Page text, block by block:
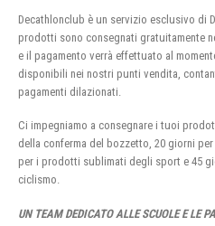
Decathlonclub è un servizio esclusivo di
prodotti sono consegnati gratuitamente
e il pagamento verrà effettuato al
disponibili nei nostri punti vendita,
pagamenti dilazionati.
Ci impegniamo a consegnare i tuoi
della conferma del bozzetto, 20 giorni
per i prodotti sublimati degli sport e 45
ciclismo.
UN TEAM DEDICATO ALLE SCUOLE E LE PA